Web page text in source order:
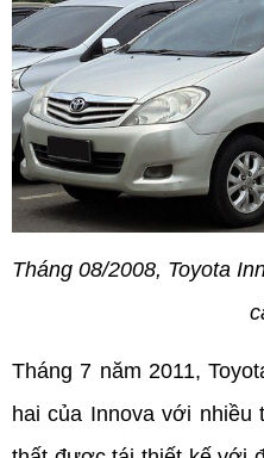
Tháng 08/2008, Toyota
Tháng 7 năm 2011,
hai của Innova với nhiều